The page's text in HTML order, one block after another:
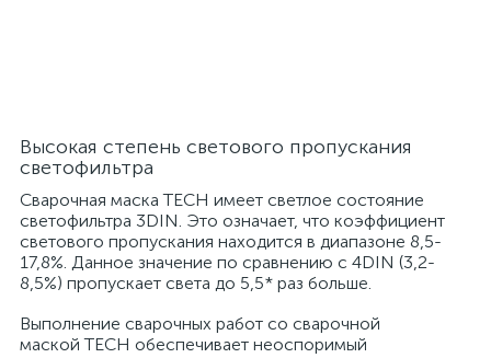
Высокая степень светового пропускания
светофильтра
Сварочная маска TECH имеет светлое состояние
светофильтра 3DIN. Это означает, что коэффициент
светового пропускания находится в диапазоне 8,5-
17,8%. Данное значение по сравнению с 4DIN (3,2-
8,5%) пропускает света до 5,5* раз больше.
Выполнение сварочных работ со сварочной
маской TECH обеспечивает неоспоримый